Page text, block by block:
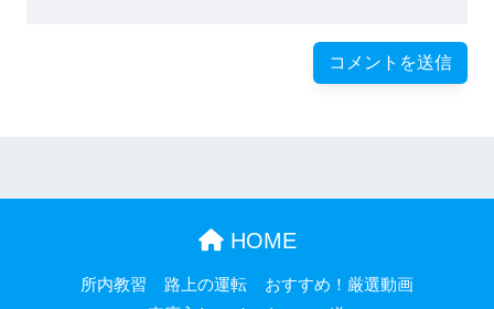
HOME
所内教習 路上の運転
おすすめ！厳選動画